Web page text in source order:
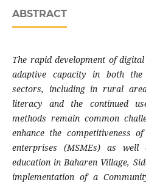
ABSTRACT
The rapid development of
adaptive capacity in both the
sectors, including in rural
literacy and the continued
methods remain common
enhance the competitiveness
enterprises (MSMEs) as
education in Baharen Village,
implementation of a